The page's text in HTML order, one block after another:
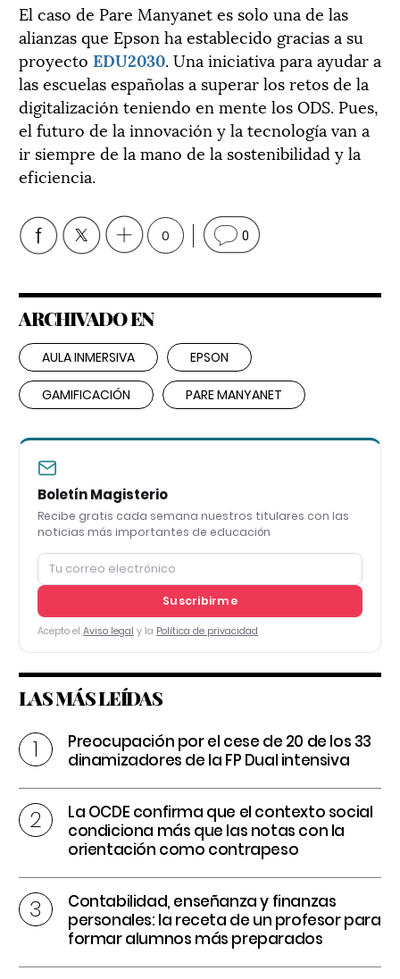
El caso de Pare Manyanet es solo una de las
alianzas que Epson ha establecido gracias a su
proyecto EDU2030. Una iniciativa para ayudar a
las escuelas españolas a superar los retos de la
digitalización teniendo en mente los ODS. Pues,
el futuro de la innovación y la tecnología van a
ir siempre de la mano de la sostenibilidad y la
eficiencia.
0 0
ARCHIVADO EN
AULA INMERSIVA EPSON
GAMIFICACIÓN PARE MANYANET
Boletín Magisterio
Recibe gratis cada semana nuestros titulares con las
noticias más importantes de educación
Suscribirme
Acepto el Aviso legal y la Política de privacidad
LAS MÁS LEÍDAS
Preocupación por el cese de 20 de los 33
dinamizadores de la FP Dual intensiva
La OCDE confirma que el contexto social
condiciona más que las notas con la
orientación como contrapeso
Contabilidad, enseñanza y finanzas
personales: la receta de un profesor para
formar alumnos más preparados